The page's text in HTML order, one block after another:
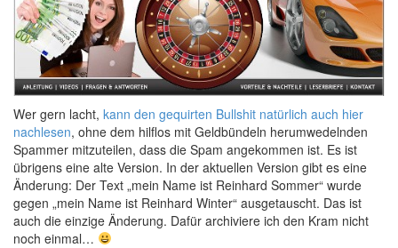
Wer gern lacht, kann den gequirten Bullshit natürlich auch hier
nachlesen, ohne dem hilflos mit Geldbündeln herumwedelnden
Spammer mitzuteilen, dass die Spam angekommen ist. Es ist
übrigens eine alte Version. In der aktuellen Version gibt es eine
Änderung: Der Text „mein Name ist Reinhard Sommer“ wurde
gegen „mein Name ist Reinhard Winter“ ausgetauscht. Das ist
auch die einzige Änderung. Dafür archiviere ich den Kram nicht
noch einmal…